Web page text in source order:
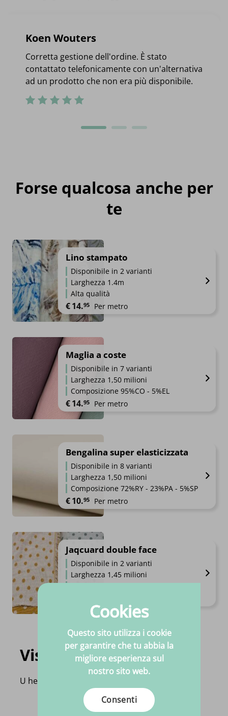
Koen Wouters
Corretta gestione dell'ordine. È stato
contattato telefonicamente con un'alternativa
ad un prodotto che non era più disponibile.
Forse qualcosa anche per
te
Lino stampato
Disponibile in 2 varianti
Larghezza 1.4m
Alta qualità
€14.95 Per metro
Maglia a coste
Disponibile in 7 varianti
Larghezza 1,50 milioni
Composizione 95%CO - 5%EL
€14.95 Per metro
Bengalina super elasticizzata
Disponibile in 8 varianti
Larghezza 1,50 milioni
Composizione 72%RY - 23%PA - 5%SP
€10.95 Per metro
Jaqcuard double face
Disponibile in 2 varianti
Larghezza 1,45 milioni
Composizione 100%CO
Visti di recente
U heeft nog geen product bekeken!
Cookies
Questo sito utilizza i cookie
per garantire che tu abbia la
migliore esperienza sul
nostro sito web.
Consenti